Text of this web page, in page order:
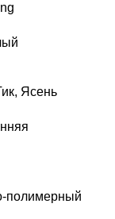
Ясень
полимерный